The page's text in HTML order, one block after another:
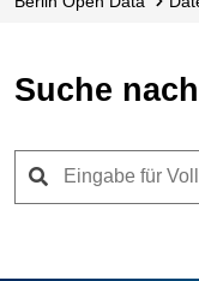
Suche